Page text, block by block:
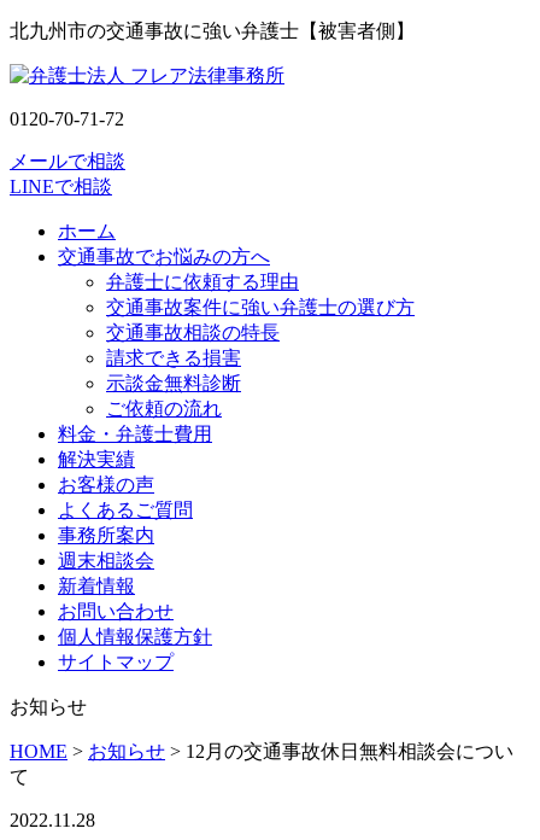
北九州市の交通事故に強い弁護士【被害者側】
0120-70-71-72
メールで相談
LINEで相談
ホーム
交通事故でお悩みの方へ
弁護士に依頼する理由
交通事故案件に強い弁護士の選び方
交通事故相談の特長
請求できる損害
示談金無料診断
ご依頼の流れ
料金・弁護士費用
解決実績
お客様の声
よくあるご質問
事務所案内
週末相談会
新着情報
お問い合わせ
個人情報保護方針
サイトマップ
お知らせ
HOME > お知らせ > 12月の交通事故休日無料相談会につい
て
2022.11.28